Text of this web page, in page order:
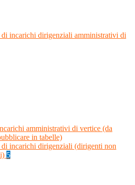
incarichi dirigenziali amministrativi di
amministrativi di vertice (da
in tabelle)
incarichi dirigenziali (dirigenti non
5